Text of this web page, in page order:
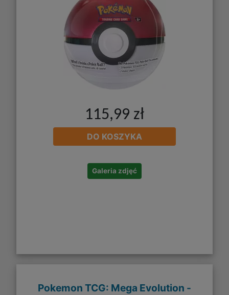
115,99 zł
DO KOSZYKA
Galeria zdjęć
Pokemon TCG: Mega Evolution -